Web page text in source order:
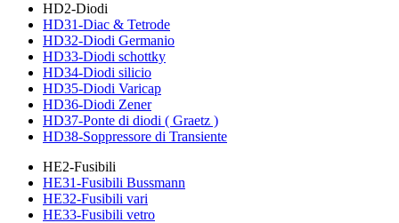
HD2-Diodi
HD31-Diac & Tetrode
HD32-Diodi Germanio
HD33-Diodi schottky
HD34-Diodi silicio
HD35-Diodi Varicap
HD36-Diodi Zener
HD37-Ponte di diodi ( Graetz )
HD38-Soppressore di Transiente
HE2-Fusibili
HE31-Fusibili Bussmann
HE32-Fusibili vari
HE33-Fusibili vetro